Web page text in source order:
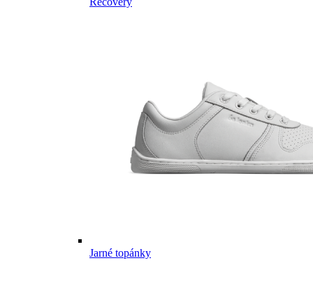
Jarné topánky